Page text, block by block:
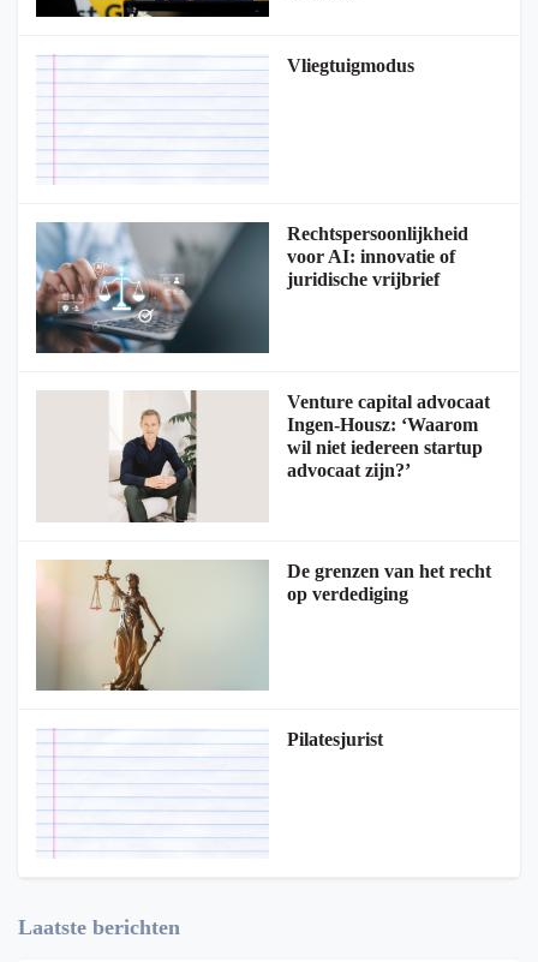
Vliegtuigmodus
Rechtspersoonlijkheid
voor AI: innovatie of
juridische vrijbrief
Venture capital advocaat
Ingen-Housz: ‘Waarom
wil niet iedereen startup
advocaat zijn?’
De grenzen van het recht
op verdediging
Pilatesjurist
Laatste berichten